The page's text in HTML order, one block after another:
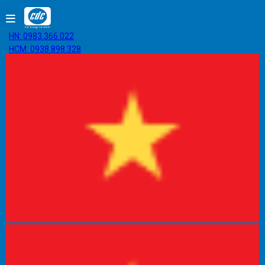
HN: 0983.366.022
HCM: 0938.898.328